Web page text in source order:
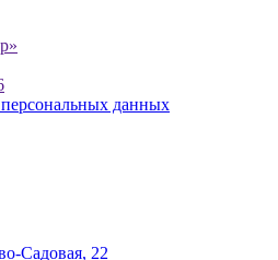
данных
Садовая, 22